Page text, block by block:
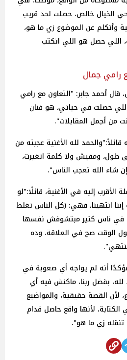
الخيال خالص، حصلت لحد قريب
وأتكلم عن الموضوع زي ما هو،
اللي حصل هو اللي اتكتب
رامي جمال
قال أحمد جابر: "التعاون مع رامي
حصلت في حياتي، هو فنان
من أجمل المقابلات".
لله الأغنية عجبته من
طول، ومفيش ولا كلمة اتغيرت،
شاء الله تعجب الناس".
إليه في الأغنية، قائلًا:"لو
انتهينا، فهي: (كل الناس تغلط
في ناس كتير مبتشوفش نفسها
الوقت صح في العلاقة، وده
أنه لم يواجه أي صعوبة في
لله، بفضل ربنا، ماكنش فيه أي
لأن القصة حقيقية، والمواضيع
لأنها واقع حاصل قدام
زي ما هو".